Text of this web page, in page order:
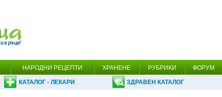
НАРОДНИ РЕЦЕПТИ ХРАНЕНЕ РУБРИКИ ФОРУМ
КАТАЛОГ - ЛЕКАРИ ЗДРАВЕН КАТАЛОГ